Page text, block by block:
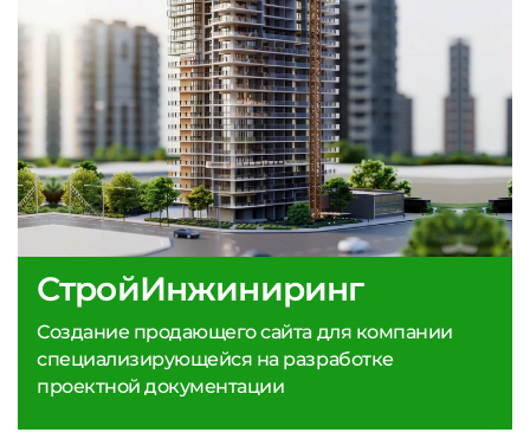
СтройИнжиниринг
Создание продающего сайта для компании
специализирующейся на разработке
проектной документации